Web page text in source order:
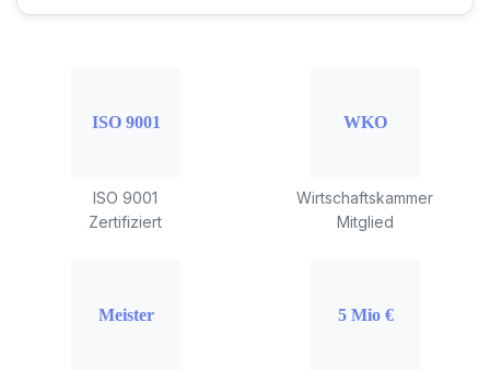
ISO 9001
Zertifiziert
Wirtschaftskammer
Mitglied